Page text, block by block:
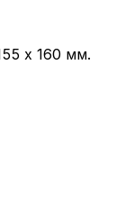
x 160 мм.